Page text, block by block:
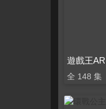
全 148 集